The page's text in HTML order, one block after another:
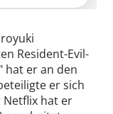
Resident-Evil-
hat er an den
er sich
Netflix hat er